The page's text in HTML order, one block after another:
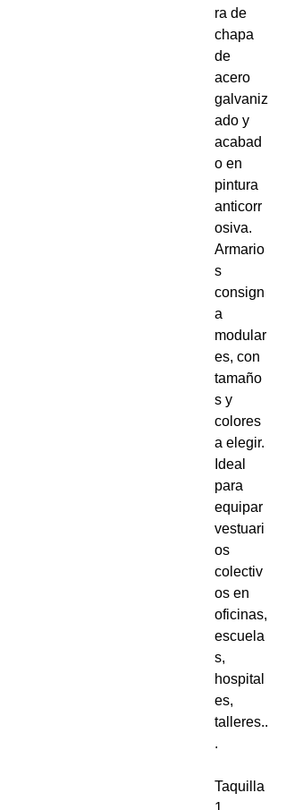
ra de
chapa
de
acero
galvaniz
ado y
acabad
o en
pintura
anticorr
osiva.
Armario
s
consign
a
modular
es, con
tamaño
s y
colores
a elegir.
Ideal
para
equipar
vestuari
os
colectiv
os en
oficinas,
escuela
s,
hospital
es,
talleres..
.
Taquilla